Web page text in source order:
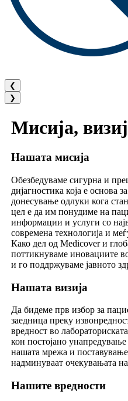
❮
❯
Мисија,
Нашата мисија
Обезбедуваме сигурна и
дијагностика која е основа
донесување одлуки кога
цел е да им понудиме на
информации и услуги со
современа технологија и
Како дел од Medicover и
поттикнуваме иновациите
и го поддржуваме јавното
Нашата визија
Да бидеме прв избор за
заедница преку
вредност во
кон постојано
нашата мрежа и
надминуваат очекувањата
Нашите вредности